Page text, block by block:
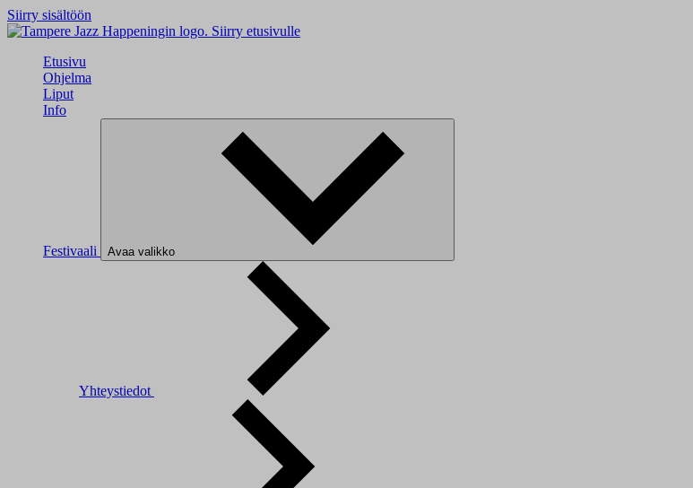
Siirry sisältöön
Siirry etusivulle
Etusivu
Ohjelma
Liput
Info
Festivaali Avaa valikko
Yhteystiedot